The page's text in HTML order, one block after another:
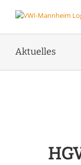
Inhalt
Aktuelles